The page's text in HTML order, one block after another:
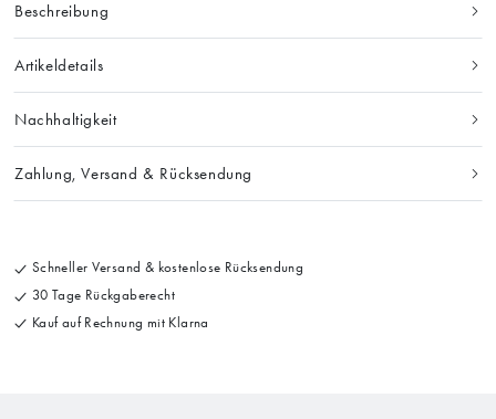
Beschreibung
Artikeldetails
Nachhaltigkeit
Zahlung, Versand & Rücksendung
Schneller Versand & kostenlose Rücksendung
30 Tage Rückgaberecht
Kauf auf Rechnung mit Klarna